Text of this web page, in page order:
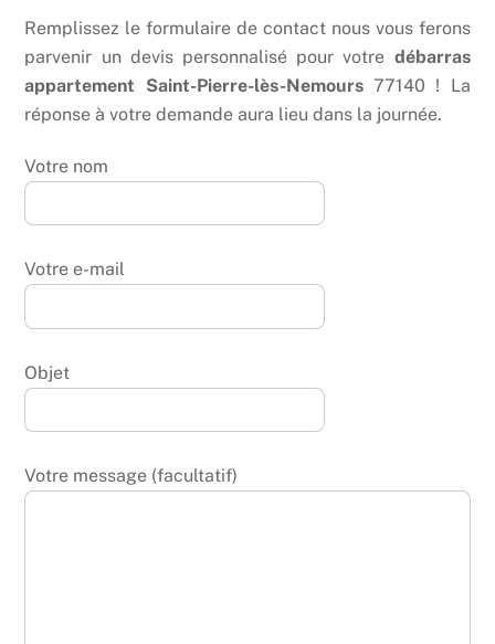
Remplissez le formulaire de contact nous vous ferons
parvenir un devis personnalisé pour votre débarras
appartement Saint-Pierre-lès-Nemours77140 ! La
réponse à votre demande aura lieu dans la journée.
Votre nom
Votre e-mail
Objet
Votre message (facultatif)